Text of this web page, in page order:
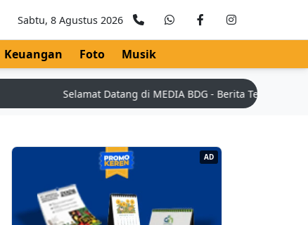
Sabtu, 8 Agustus 2026
Keuangan Foto Musik
Selamat Datang di MEDIA BDG - Berita Teknologi
AD